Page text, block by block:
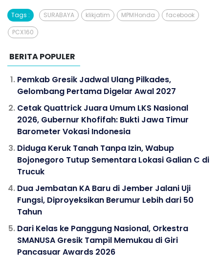
Tags : SURABAYA klikjatim MPM Honda facebook
PCX 160
BERITA POPULER
Pemkab Gresik Jadwal Ulang Pilkades,
Gelombang Pertama Digelar Awal 2027
Cetak Quattrick Juara Umum LKS Nasional
2026, Gubernur Khofifah: Bukti Jawa Timur
Barometer Vokasi Indonesia
Diduga Keruk Tanah Tanpa Izin, Wabup
Bojonegoro Tutup Sementara Lokasi Galian C di
Trucuk
Dua Jembatan KA Baru di Jember Jalani Uji
Fungsi, Diproyeksikan Berumur Lebih dari 50
Tahun
Dari Kelas ke Panggung Nasional, Orkestra
SMANUSA Gresik Tampil Memukau di Giri
Pancasuar Awards 2026